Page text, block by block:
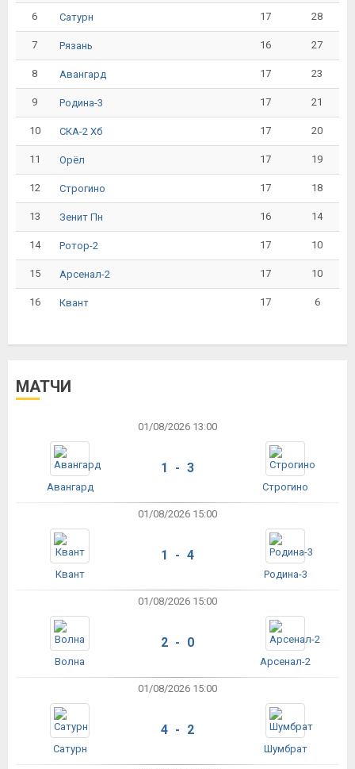
6 Сатурн 17 28
7 Рязань 16 27
8 Авангард 17 23
9 Родина-3 17 21
10 СКА-2 Хб 17 20
11 Орёл 17 19
12 Строгино 17 18
13 Зенит Пн 16 14
14 Ротор-2 17 10
15 Арсенал-2 17 10
16 Квант 17 6
МАТЧИ
01/08/2026 13:00
Авангард
1 - 3
Строгино
01/08/2026 15:00
Квант
1 - 4
Родина-3
01/08/2026 15:00
Волна
2 - 0
Арсенал-2
01/08/2026 15:00
Сатурн
4 - 2
Шумбрат